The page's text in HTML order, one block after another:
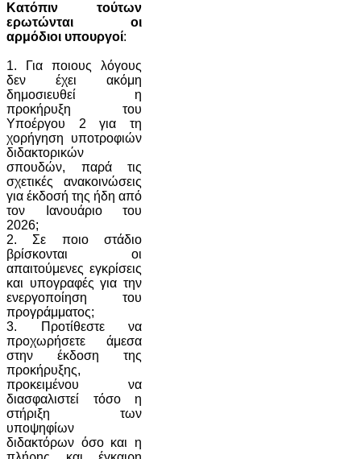
Κατόπιν τούτων
ερωτώνται οι
αρμόδιοι υπουργοί:
1. Για ποιους λόγους
δεν έχει ακόμη
δημοσιευθεί η
προκήρυξη του
Υποέργου 2 για τη
χορήγηση υποτροφιών
διδακτορικών
σπουδών, παρά τις
σχετικές ανακοινώσεις
για έκδοσή της ήδη από
τον Ιανουάριο του
2026;
2. Σε ποιο στάδιο
βρίσκονται οι
απαιτούμενες εγκρίσεις
και υπογραφές για την
ενεργοποίηση του
προγράμματος;
3. Προτίθεστε να
προχωρήσετε άμεσα
στην έκδοση της
προκήρυξης,
προκειμένου να
διασφαλιστεί τόσο η
στήριξη των
υποψηφίων
διδακτόρων όσο και η